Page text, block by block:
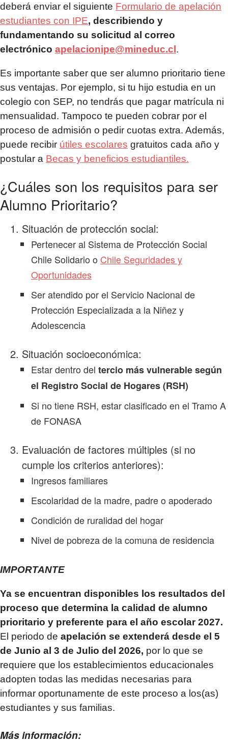
deberá enviar el siguiente Formulario de apelación
estudiantes con IPE, describiendo y
fundamentando su solicitud al correo
electrónico apelacionipe@mineduc.cl.
Es importante saber que ser alumno prioritario tiene
sus ventajas. Por ejemplo, si tu hijo estudia en un
colegio con SEP, no tendrás que pagar matrícula ni
mensualidad. Tampoco te pueden cobrar por el
proceso de admisión o pedir cuotas extra. Además,
puede recibir útiles escolares gratuitos cada año y
postular a Becas y beneficios estudiantiles.
¿Cuáles son los requisitos para ser
Alumno Prioritario?
Situación de protección social:
Pertenecer al Sistema de Protección Social
Chile Solidario o Chile Seguridades y
Oportunidades
Ser atendido por el Servicio Nacional de
Protección Especializada a la Niñez y
Adolescencia
Situación socioeconómica:
Estar dentro del tercio más vulnerable según
el Registro Social de Hogares (RSH)
Si no tiene RSH, estar clasificado en el Tramo A
de FONASA
Evaluación de factores múltiples (si no
cumple los criterios anteriores):
Ingresos familiares
Escolaridad de la madre, padre o apoderado
Condición de ruralidad del hogar
Nivel de pobreza de la comuna de residencia
IMPORTANTE
Ya se encuentran disponibles los resultados del
proceso que determina la calidad de alumno
prioritario y preferente para el año escolar 2027.
El periodo de apelación se extenderá desde el 5
de Junio al 3 de Julio del 2026, por lo que se
requiere que los establecimientos educacionales
adopten todas las medidas necesarias para
informar oportunamente de este proceso a los(as)
estudiantes y sus familias.
Más información: